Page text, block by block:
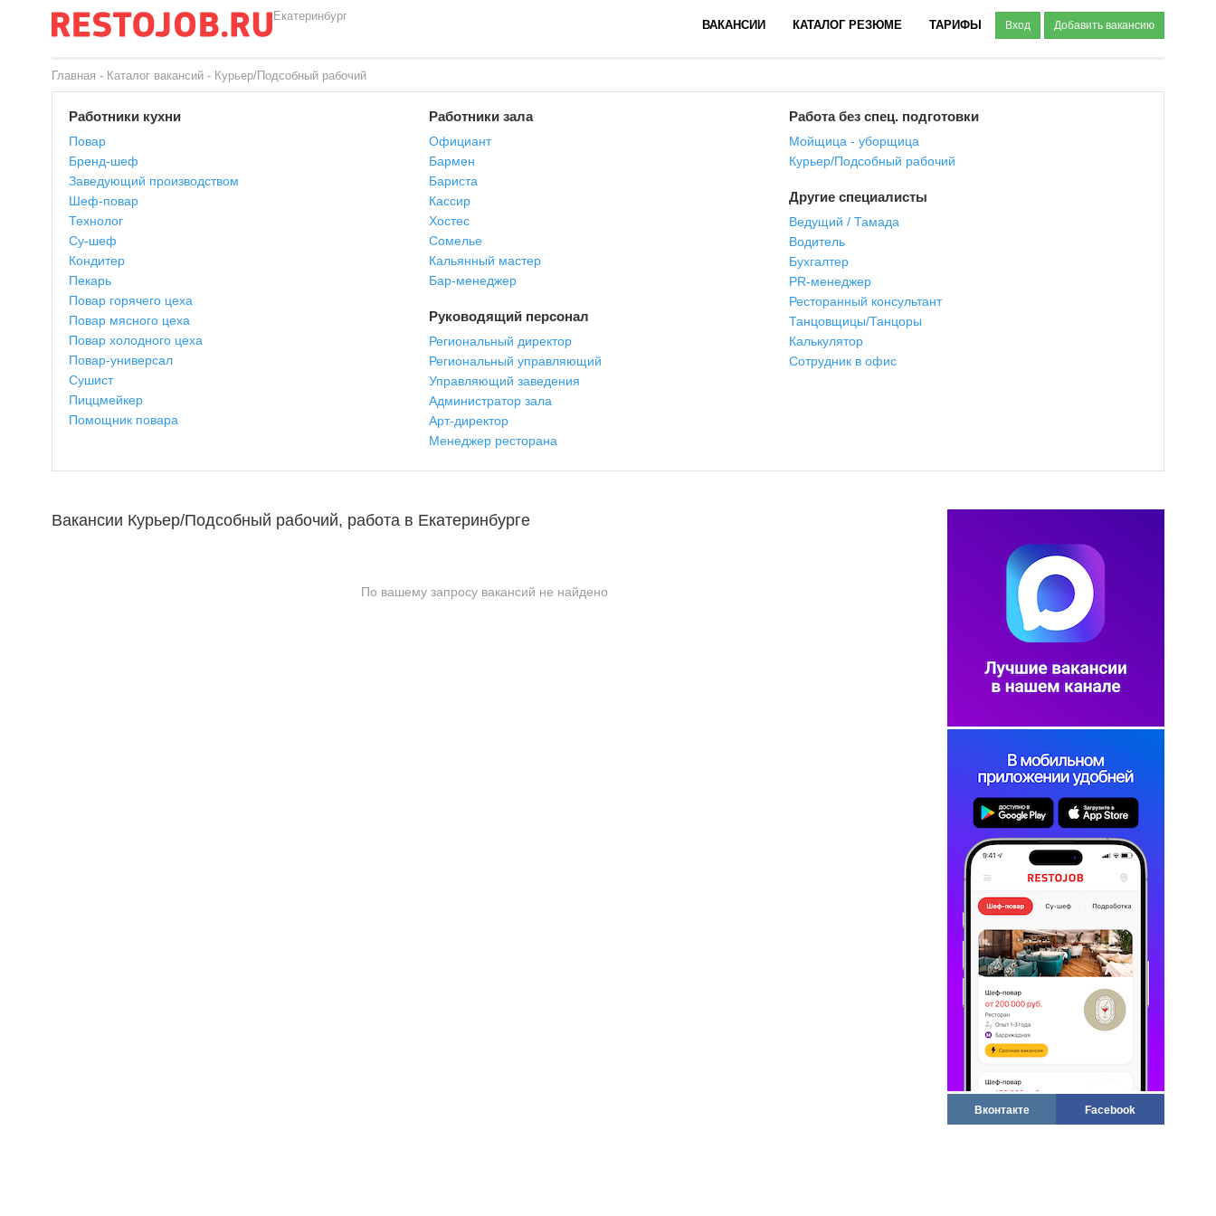
Екатеринбург
ВАКАНСИИ КАТАЛОГ РЕЗЮМЕ ТАРИФЫ Вход Добавить вакансию
Главная - Каталог вакансий - Курьер/Подсобный рабочий
Работники кухни
Повар
Бренд-шеф
Заведующий производством
Шеф-повар
Технолог
Су-шеф
Кондитер
Пекарь
Повар горячего цеха
Повар мясного цеха
Повар холодного цеха
Повар-универсал
Сушист
Пиццмейкер
Помощник повара
Работники зала
Официант
Бармен
Бариста
Кассир
Хостес
Сомелье
Кальянный мастер
Бар-менеджер
Руководящий персонал
Региональный директор
Региональный управляющий
Управляющий заведения
Администратор зала
Арт-директор
Менеджер ресторана
Работа без спец. подготовки
Мойщица - уборщица
Курьер/Подсобный рабочий
Другие специалисты
Ведущий / Тамада
Водитель
Бухгалтер
PR-менеджер
Ресторанный консультант
Танцовщицы/Танцоры
Калькулятор
Сотрудник в офис
Вконтакте Facebook
Вакансии Курьер/Подсобный рабочий, работа в Екатеринбурге
По вашему запросу вакансий не найдено